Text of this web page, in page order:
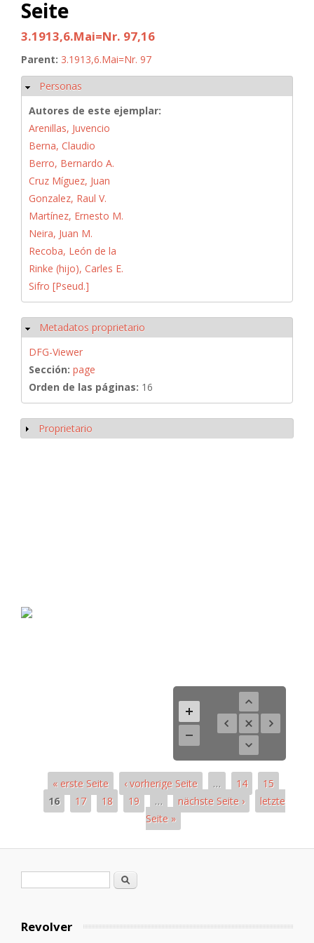
Seite
3.1913,6.Mai=Nr. 97,16
Parent: 3.1913,6.Mai=Nr. 97
Ocultar
Personas
Autores de este ejemplar:
Arenillas, Juvencio
Berna, Claudio
Berro, Bernardo A.
Cruz Míguez, Juan
Gonzalez, Raul V.
Martínez, Ernesto M.
Neira, Juan M.
Recoba, León de la
Rinke (hijo), Carles E.
Sifro [Pseud.]
Ocultar
Metadatos proprietario
DFG-Viewer
Sección: page
Orden de las páginas: 16
Mostrar
Proprietario
« erste Seite ‹ vorherige Seite … 14
15
16
17 18 19 … nächste Seite ›
letzte
Seite »
Formulario de búsqueda
Buscar
Revolver